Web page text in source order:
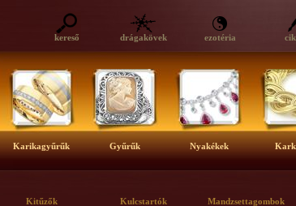
kereső drágakövek ezotéria
Karikagyűrűk Gyűrűk Nyakékek
Kitűzők Kulcstartók Mandzsettagombok